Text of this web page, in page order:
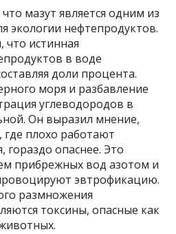
мазут является одним из
экологии нефтепродуктов.
что истинная
в воде
доли процента.
моря и разбавление
углеводородов в
Он выразил мнение,
где плохо работают
гораздо опаснее. Это
прибрежных вод азотом и
эвтрофикацию.
размножения
токсины, опасные как